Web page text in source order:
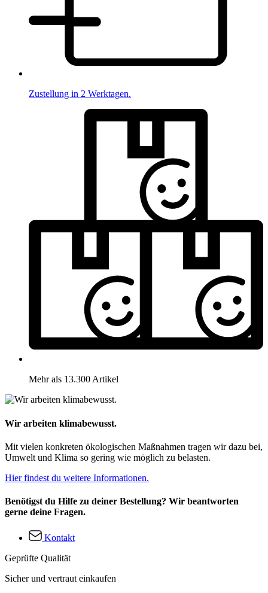
Zustellung in 2 Werktagen.
Mehr als 13.300 Artikel
Wir arbeiten klimabewusst.
Mit vielen konkreten ökologischen Maßnahmen tragen wir dazu bei,
Umwelt und Klima so gering wie möglich zu belasten.
Hier findest du weitere Informationen.
Benötigst du Hilfe zu deiner Bestellung? Wir beantworten
gerne deine Fragen.
Kontakt
Geprüfte Qualität
Sicher und vertraut einkaufen